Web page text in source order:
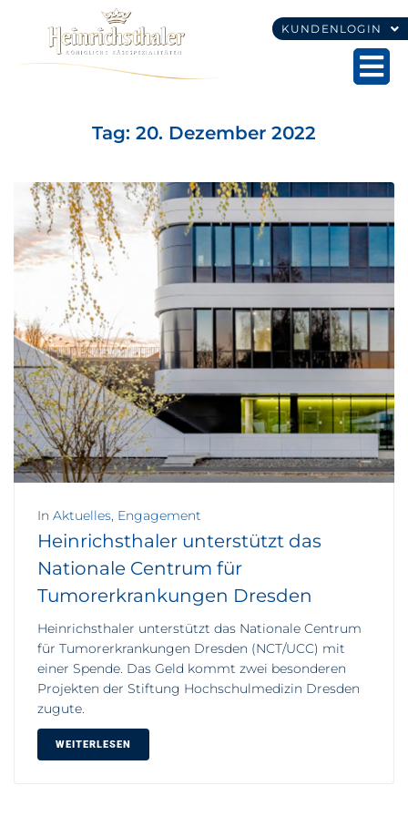
KUNDENLOGIN
Tag: 20. Dezember 2022
In Aktuelles, Engagement
Heinrichsthaler unterstützt das
Nationale Centrum für
Tumorerkrankungen Dresden
Heinrichsthaler unterstützt das Nationale Centrum
für Tumorerkrankungen Dresden (NCT/UCC) mit
einer Spende. Das Geld kommt zwei besonderen
Projekten der Stiftung Hochschulmedizin Dresden
zugute.
WEITERLESEN